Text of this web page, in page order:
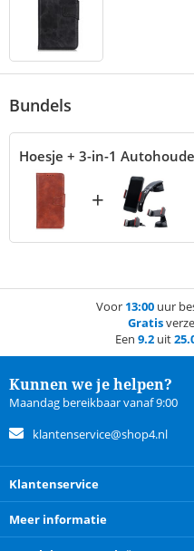
Bundels
Hoesje + 3-in-1
+
Voor 13:00 uur
Gratis
Een 9.2 uit
Kunnen we je helpen?
Maandag bereikbaar vanaf 9:00
klantenservice@shop4.nl
Klantenservice
Meer informatie